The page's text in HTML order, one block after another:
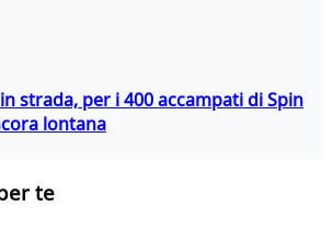
strada, per i 400 accampati di Spin
lontana
te